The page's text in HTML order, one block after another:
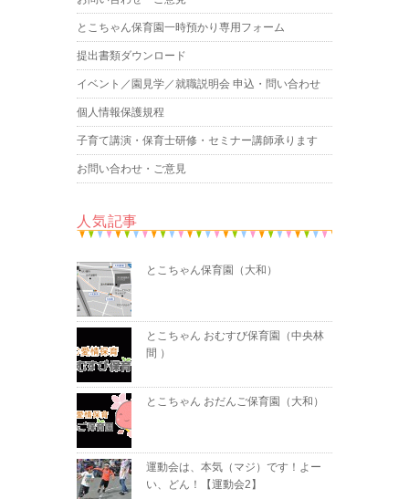
とこちゃん保育園一時預かり専用フォーム
提出書類ダウンロード
イベント／園見学／就職説明会 申込・問い合わせ
個人情報保護規程
子育て講演・保育士研修・セミナー講師承ります
お問い合わせ・ご意見
人気記事
とこちゃん保育園（大和）
とこちゃん おむすび保育園（中央林
間 ）
とこちゃん おだんご保育園（大和）
運動会は、本気（マジ）です！よー
い、どん！【運動会2】